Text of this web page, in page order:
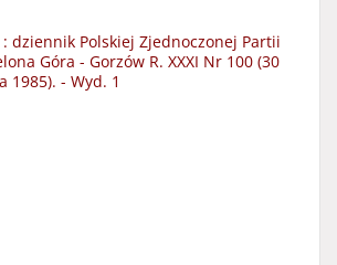
dziennik Polskiej Zjednoczonej Partii
Góra - Gorzów R. XXXI Nr 100 (30
1985). - Wyd. 1